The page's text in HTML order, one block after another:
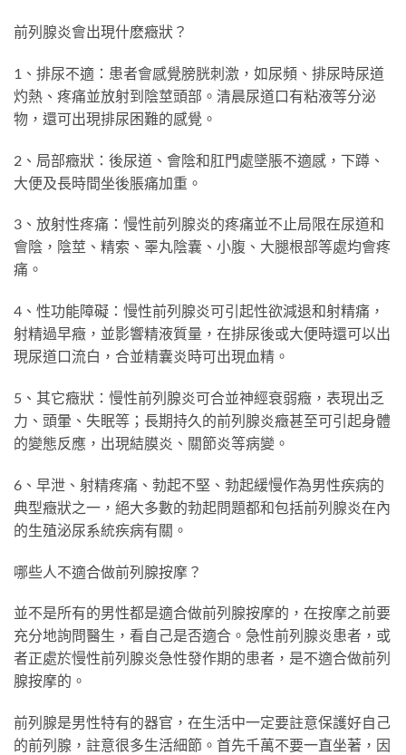
前列腺炎會出現什麽癥狀？
1、排尿不適：患者會感覺膀胱刺激，如尿頻、排尿時尿道
灼熱、疼痛並放射到陰莖頭部。清晨尿道口有粘液等分泌
物，還可出現排尿困難的感覺。
2、局部癥狀：後尿道、會陰和肛門處墜脹不適感，下蹲、
大便及長時間坐後脹痛加重。
3、放射性疼痛：慢性前列腺炎的疼痛並不止局限在尿道和
會陰，陰莖、精索、睪丸陰囊、小腹、大腿根部等處均會疼
痛。
4、性功能障礙：慢性前列腺炎可引起性欲減退和射精痛，
射精過早癥，並影響精液質量，在排尿後或大便時還可以出
現尿道口流白，合並精囊炎時可出現血精。
5、其它癥狀：慢性前列腺炎可合並神經衰弱癥，表現出乏
力、頭暈、失眠等；長期持久的前列腺炎癥甚至可引起身體
的變態反應，出現結膜炎、關節炎等病變。
6、早泄、射精疼痛、勃起不堅、勃起緩慢作為男性疾病的
典型癥狀之一，絕大多數的勃起問題都和包括前列腺炎在內
的生殖泌尿系統疾病有關。
哪些人不適合做前列腺按摩？
並不是所有的男性都是適合做前列腺按摩的，在按摩之前要
充分地詢問醫生，看自己是否適合。急性前列腺炎患者，或
者正處於慢性前列腺炎急性發作期的患者，是不適合做前列
腺按摩的。
前列腺是男性特有的器官，在生活中一定要註意保護好自己
的前列腺，註意很多生活細節。首先千萬不要一直坐著，因